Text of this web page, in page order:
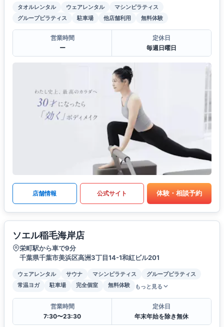
タオルレンタル ウェアレンタル
マシンピラティス
グループピラティス
駐車場 他店舗利用 無料体験
営業時間
ー
定休日
毎週日曜日
店舗情報 公式サイト 体験・相談予約
ソエル稲毛海岸店
栄町駅から車で9分
千葉県千葉市美浜区高洲3丁目14-1和紅ビル201
ウェアレンタル サウナ マシンピラティス
グループピラティス
常温ヨガ
駐車場 完全個室 無料体験 もっと見る
営業時間
7:30〜23:30
定休日
年末年始を除き無休